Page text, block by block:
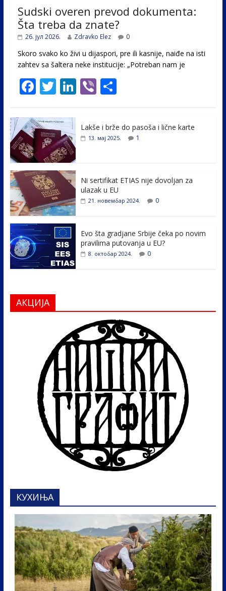
Sudski overen prevod dokumenta:
Šta treba da znate?
26. јул 2026. Zdravko Elez 0
Skoro svako ko živi u dijaspori, pre ili kasnije, naiđe na isti
zahtev sa šaltera neke institucije: „Potreban nam je
F
e
b
o
o
k
T
itt
er
Li
e
Vi
er
S
ar
e
Lakše i brže do pasoša i lične karte
13. мај 2025. 1
Ni sertifikat ETIAS nije dovoljan za
ulazak u EU
21. новембар 2024. 0
Evo šta gradjane Srbije čeka po novim
pravilima putovanja u EU?
8. октобар 2024. 0
АКЦИЈА
КУХИЊА